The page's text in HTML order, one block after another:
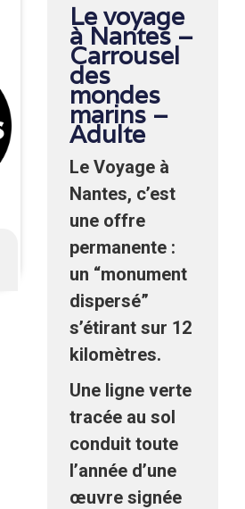
Le voyage
à Nantes –
Carrousel
des
mondes
marins –
Adulte
Le Voyage à
Nantes, c’est
une offre
permanente :
un “monument
dispersé”
s’étirant sur 12
kilomètres.
Une ligne verte
tracée au sol
conduit toute
l’année d’une
œuvre signée